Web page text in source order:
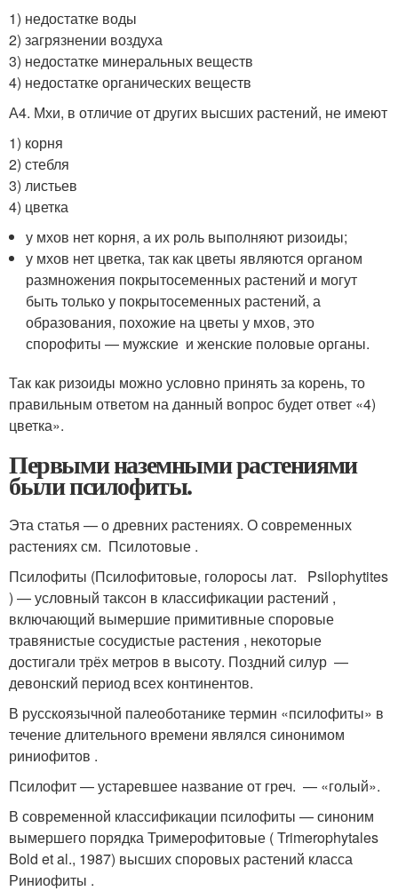
1) недостатке воды
2) загрязнении воздуха
3) недостатке минеральных веществ
4) недостатке органических веществ
А4. Мхи, в отличие от других высших растений, не имеют
1) корня
2) стебля
3) листьев
4) цветка
у мхов нет корня, а их роль выполняют ризоиды;
у мхов нет цветка, так как цветы являются органом
размножения покрытосеменных растений и могут
быть только у покрытосеменных растений, а
образования, похожие на цветы у мхов, это
спорофиты — мужские и женские половые органы.
Так как ризоиды можно условно принять за корень, то
правильным ответом на данный вопрос будет ответ «4)
цветка».
Первыми наземными растениями
были псилофиты.
Эта статья — о древних растениях. О современных
растениях см. Псилотовые .
Псилофиты (Псилофитовые, голоросы лат. Psilophytites
) — условный таксон в классификации растений ,
включающий вымершие примитивные споровые
травянистые сосудистые растения , некоторые
достигали трёх метров в высоту. Поздний силур —
девонский период всех континентов.
В русскоязычной палеоботанике термин «псилофиты» в
течение длительного времени являлся синонимом
риниофитов .
Псилофит — устаревшее название от греч. — «голый».
В современной классификации псилофиты — синоним
вымершего порядка Тримерофитовые ( Trimerophytales
Bold et al., 1987) высших споровых растений класса
Риниофиты .